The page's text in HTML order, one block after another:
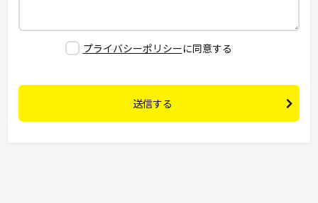
プライバシーポリシーに同意する
送信する